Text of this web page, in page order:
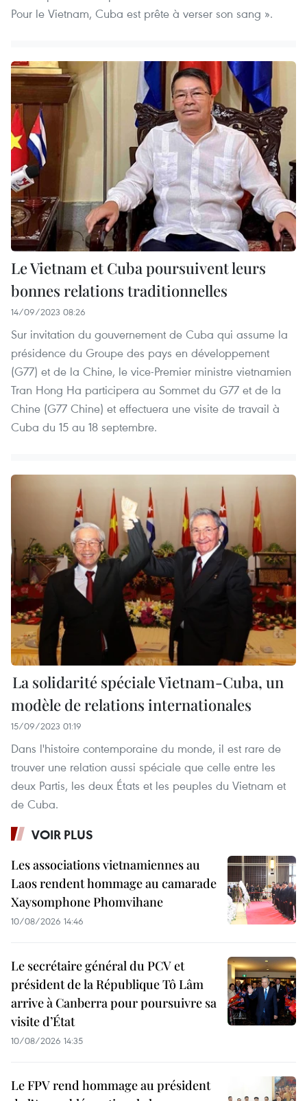
Pour le Vietnam, Cuba est prête à verser son sang ».
Le Vietnam et Cuba poursuivent leurs
bonnes relations traditionnelles
14/09/2023 08:26
Sur invitation du gouvernement de Cuba qui assume la
présidence du Groupe des pays en développement
(G77) et de la Chine, le vice-Premier ministre vietnamien
Tran Hong Ha participera au Sommet du G77 et de la
Chine (G77 Chine) et effectuera une visite de travail à
Cuba du 15 au 18 septembre.
La solidarité spéciale Vietnam-Cuba, un
modèle de relations internationales
15/09/2023 01:19
Dans l'histoire contemporaine du monde, il est rare de
trouver une relation aussi spéciale que celle entre les
deux Partis, les deux États et les peuples du Vietnam et
de Cuba.
VOIR PLUS
Les associations vietnamiennes au
Laos rendent hommage au camarade
Xaysomphone Phomvihane
10/08/2026 14:46
Le secrétaire général du PCV et
président de la République Tô Lâm
arrive à Canberra pour poursuivre sa
visite d’État
10/08/2026 14:35
Le FPV rend hommage au président